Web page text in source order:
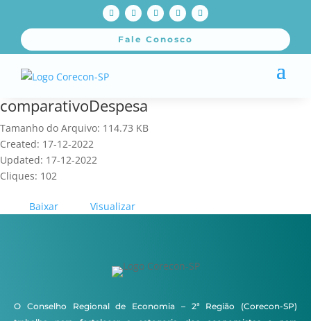
Fale Conosco
comparativoDespesa
Tamanho do Arquivo: 114.73 KB
Created: 17-12-2022
Updated: 17-12-2022
Cliques: 102
Baixar Visualizar
O Conselho Regional de Economia – 2ª Região (Corecon-SP)